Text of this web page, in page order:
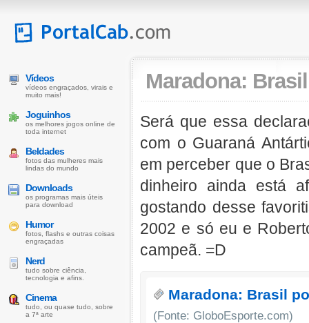
Maradona:
Será que essa
com o Guaraná
em perceber que o
dinheiro ainda está
gostando desse
2002 e só eu e
campeã. =D
Maradona: Brasil
(Fonte: GloboEsporte.com)
Vídeos
vídeos engraçados, virais e
muito mais!
Joguinhos
os melhores jogos online de
toda internet
Beldades
fotos das mulheres mais
lindas do mundo
Downloads
os programas mais úteis
para download
Humor
fotos, flashs e outras coisas
engraçadas
Nerd
tudo sobre ciência,
tecnologia e afins.
Cinema
tudo, ou quase tudo, sobre
a 7ª arte